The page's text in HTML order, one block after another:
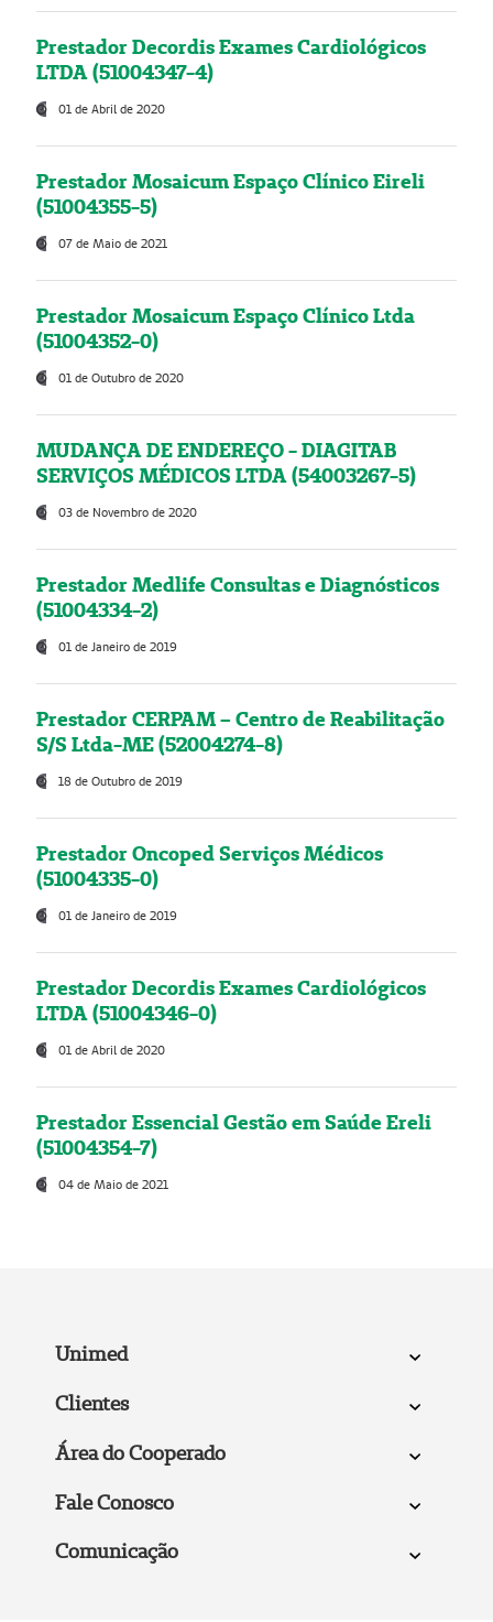
Prestador Decordis Exames Cardiológicos
LTDA (51004347-4)
01 de Abril de 2020
Prestador Mosaicum Espaço Clínico Eireli
(51004355-5)
07 de Maio de 2021
Prestador Mosaicum Espaço Clínico Ltda
(51004352-0)
01 de Outubro de 2020
MUDANÇA DE ENDEREÇO - DIAGITAB
SERVIÇOS MÉDICOS LTDA (54003267-5)
03 de Novembro de 2020
Prestador Medlife Consultas e Diagnósticos
(51004334-2)
01 de Janeiro de 2019
Prestador CERPAM – Centro de Reabilitação
S/S Ltda-ME (52004274-8)
18 de Outubro de 2019
Prestador Oncoped Serviços Médicos
(51004335-0)
01 de Janeiro de 2019
Prestador Decordis Exames Cardiológicos
LTDA (51004346-0)
01 de Abril de 2020
Prestador Essencial Gestão em Saúde Ereli
(51004354-7)
04 de Maio de 2021
Unimed
Clientes
Área do Cooperado
Fale Conosco
Comunicação